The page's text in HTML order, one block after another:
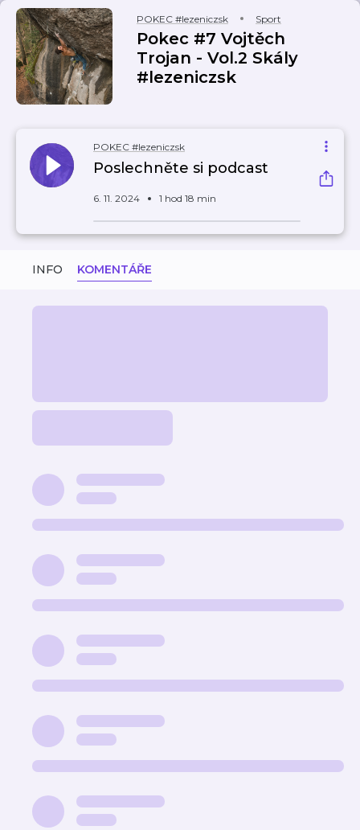
POKEC #lezeniczsk Sport
Pokec #7 Vojtěch
Trojan - Vol.2 Skály
#lezeniczsk
POKEC #lezeniczsk
Poslechněte si podcast
6. 11. 2024 1 hod 18 min
INFO KOMENTÁŘE